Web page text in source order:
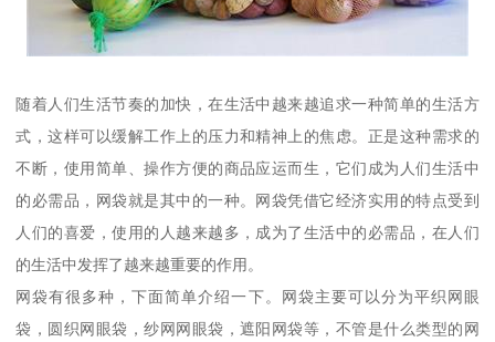
随着人们生活节奏的加快，在生活中越来越追求一种简单的生活方
式，这样可以缓解工作上的压力和精神上的焦虑。正是这种需求的
不断，使用简单、操作方便的商品应运而生，它们成为人们生活中
的必需品，网袋就是其中的一种。网袋凭借它经济实用的特点受到
人们的喜爱，使用的人越来越多，成为了生活中的必需品，在人们
的生活中发挥了越来越重要的作用。
网袋有很多种，下面简单介绍一下。网袋主要可以分为平织网眼
袋，圆织网眼袋，纱网网眼袋，遮阳网袋等，不管是什么类型的网